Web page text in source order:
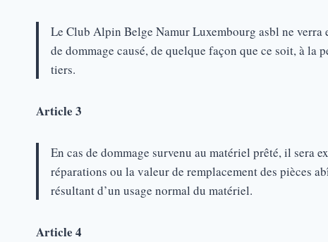
Le Club Alpin Belge Namur Luxembourg asbl ne verra
de dommage causé, de quelque façon que ce soit, à la
tiers.
Article 3
En cas de dommage survenu au matériel prêté, il sera
réparations ou la valeur de remplacement des pièces
résultant d’un usage normal du matériel.
Article 4